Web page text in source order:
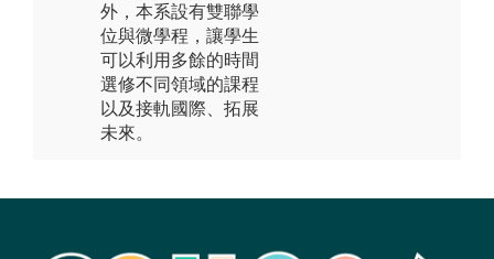
外，本系設有雙聯學
位與微學程，讓學生
可以利用多餘的時間
選修不同領域的課程
以及接軌國際、拓展
未來。